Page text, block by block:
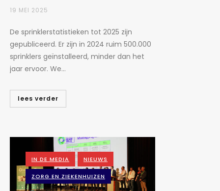
19 MEI 2025
De sprinklerstatistieken tot 2025 zijn
gepubliceerd. Er zijn in 2024 ruim 500.000
sprinklers geïnstalleerd, minder dan het
jaar ervoor. We...
lees verder
IN DE MEDIA NIEUWS
ZORG EN ZIEKENHUIZEN